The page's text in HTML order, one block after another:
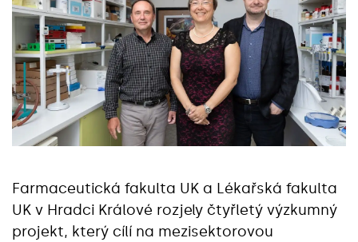
Farmaceutická fakulta UK a Lékařská fakulta
UK v Hradci Králové rozjely čtyřletý výzkumný
projekt, který cílí na mezisektorovou